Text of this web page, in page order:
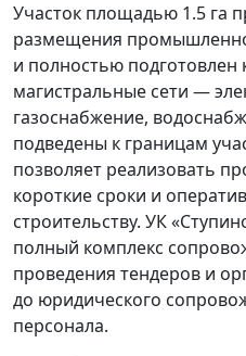
Участок площадью 1.5 га
размещения
и полностью подготовлен
магистральные сети —
газоснабжение,
подведены к границам
позволяет реализовать
короткие сроки и
строительству. УК
полный комплекс
проведения тендеров и
до юридического
персонала.